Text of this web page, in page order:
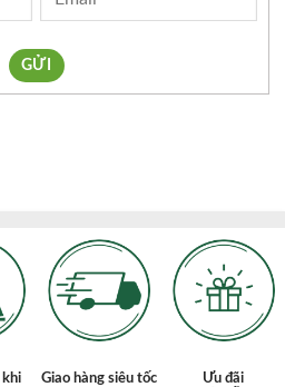
GỬI
khi
Giao hàng siêu tốc
Ưu đãi